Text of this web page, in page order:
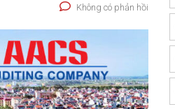
Không có phản hồi